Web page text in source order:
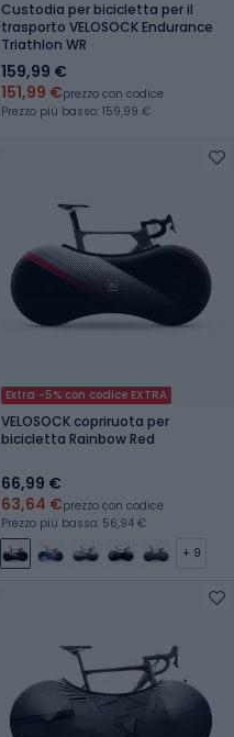
Custodia per bicicletta per il
trasporto VELOSOCK Endurance
Triathlon WR
159,99 €
151,99 €prezzo con codice
Prezzo più basso: 159,99 €
Extra -5% con codice EXTRA
VELOSOCK copriruota per
bicicletta Rainbow Red
66,99 €
63,64 €prezzo con codice
Prezzo più basso: 56,94 €
+ 9